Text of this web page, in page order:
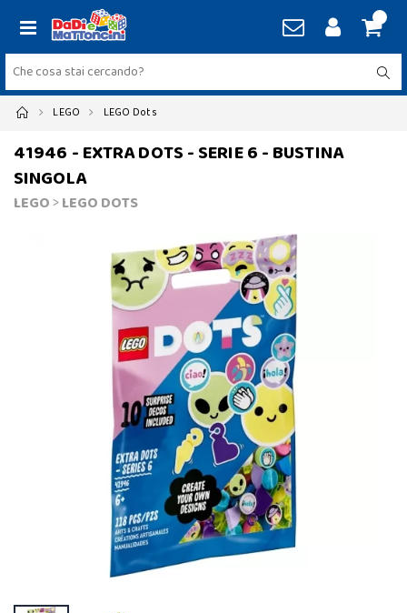
LEGO LEGO Dots
41946 - EXTRA DOTS - SERIE 6 - BUSTINA
SINGOLA
LEGO>LEGO DOTS